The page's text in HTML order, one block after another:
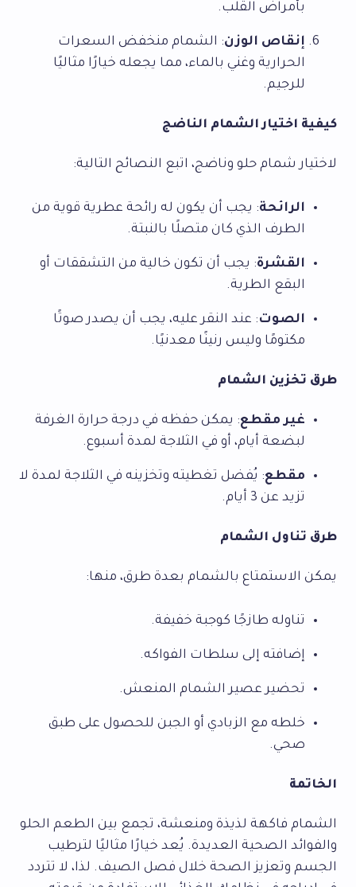
بأمراض القلب.
إنقاص الوزن: الشمام منخفض السعرات
الحرارية وغني بالماء، مما يجعله خيارًا مثاليًا
للرجيم.
كيفية اختيار الشمام الناضج
لاختيار شمام حلو وناضج، اتبع النصائح التالية:
الرائحة: يجب أن يكون له رائحة عطرية قوية من
الطرف الذي كان متصلًا بالنبتة.
القشرة: يجب أن تكون خالية من التشققات أو
البقع الطرية.
الصوت: عند النقر عليه، يجب أن يصدر صوتًا
مكتومًا وليس رنينًا معدنيًا.
طرق تخزين الشمام
غير مقطع: يمكن حفظه في درجة حرارة الغرفة
لبضعة أيام، أو في الثلاجة لمدة أسبوع.
مقطع: يُفضل تغطيته وتخزينه في الثلاجة لمدة لا
تزيد عن 3 أيام.
طرق تناول الشمام
يمكن الاستمتاع بالشمام بعدة طرق، منها:
تناوله طازجًا كوجبة خفيفة.
إضافته إلى سلطات الفواكه.
تحضير عصير الشمام المنعش.
خلطه مع الزبادي أو الجبن للحصول على طبق
صحي.
الخاتمة
الشمام فاكهة لذيذة ومنعشة، تجمع بين الطعم الحلو
والفوائد الصحية العديدة. يُعد خيارًا مثاليًا لترطيب
الجسم وتعزيز الصحة خلال فصل الصيف. لذا، لا تتردد